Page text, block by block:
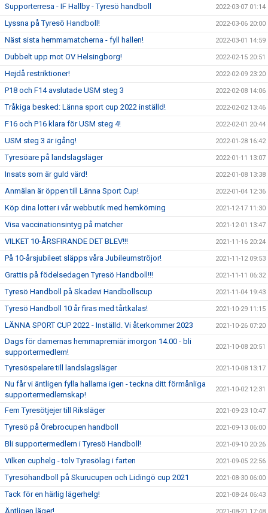
Supporterresa - IF Hallby - Tyresö handboll 2022-03-07 01:14
Lyssna på Tyresö Handboll! 2022-03-06 20:00
Näst sista hemmamatcherna - fyll hallen! 2022-03-01 14:59
Dubbelt upp mot OV Helsingborg! 2022-02-15 20:51
Hejdå restriktioner! 2022-02-09 23:20
P18 och F14 avslutade USM steg 3 2022-02-08 14:06
Tråkiga besked: Länna sport cup 2022 inställd! 2022-02-02 13:46
F16 och P16 klara för USM steg 4! 2022-02-01 20:44
USM steg 3 är igång! 2022-01-28 16:42
Tyresöare på landslagsläger 2022-01-11 13:07
Insats som är guld värd! 2022-01-08 13:38
Anmälan är öppen till Länna Sport Cup! 2022-01-04 12:36
Köp dina lotter i vår webbutik med hemkörning 2021-12-17 11:30
Visa vaccinationsintyg på matcher 2021-12-01 13:47
VILKET 10-ÅRSFIRANDE DET BLEV!!! 2021-11-16 20:24
På 10-årsjubileet släpps våra Jubileumströjor! 2021-11-12 09:53
Grattis på födelsedagen Tyresö Handboll!!! 2021-11-11 06:32
Tyresö Handboll på Skadevi Handbollscup 2021-11-04 19:43
Tyresö Handboll 10 år firas med tårtkalas! 2021-10-29 11:15
LÄNNA SPORT CUP 2022 - Inställd. Vi återkommer 2023 2021-10-26 07:20
Dags för damernas hemmapremiär imorgon 14.00 - bli
supportermedlem!
2021-10-08 20:51
Tyresöspelare till landslagsläger 2021-10-08 13:17
Nu får vi äntligen fylla hallarna igen - teckna ditt förmånliga
supportermedlemskap!
2021-10-02 12:31
Fem Tyresötjejer till Riksläger 2021-09-23 10:47
Tyresö på Örebrocupen handboll 2021-09-13 06:00
Bli supportermedlem i Tyresö Handboll! 2021-09-10 20:26
Vilken cuphelg - tolv Tyresölag i farten 2021-09-05 22:56
Tyresöhandboll på Skurucupen och Lidingö cup 2021 2021-08-30 06:00
Tack för en härlig lägerhelg! 2021-08-24 06:43
Äntligen läger!